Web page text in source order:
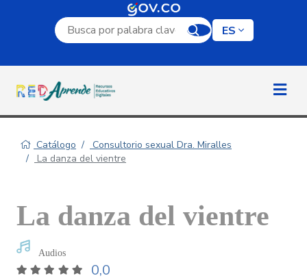
Campo de búsqueda por palabra clave
ES
Catálogo
Consultorio sexual Dra. Miralles
La danza del vientre
La danza del vientre
Audios
0,0